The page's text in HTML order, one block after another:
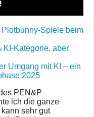
Spiele beim
KI-Kategorie, aber
Umgang mit KI – ein
2025
PEN&P
ich die ganze
sehr gut